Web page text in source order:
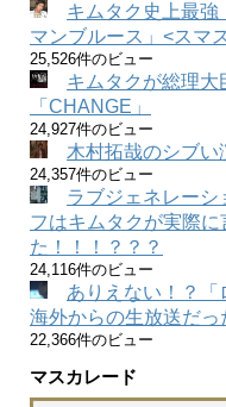
キムタク史上最強
マンブルース」<スマ
25,526件のビュー
キムタクが総理大
「CHANGE」
24,927件のビュー
木村拓哉のシブい
24,357件のビュー
ラブジェネレー
フはキムタクが実際に
た！！！？？？
24,116件のビュー
ありえない！？「
海外からの生放送だっ
22,366件のビュー
マスカレード